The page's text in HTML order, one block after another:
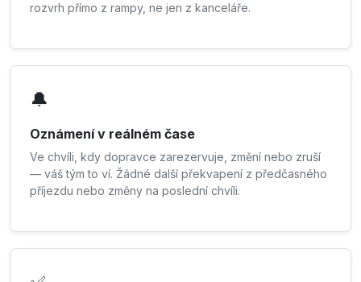
rozvrh přímo z rampy, ne jen z kanceláře.
🔔
Oznámení v reálném čase
Ve chvíli, kdy dopravce zarezervuje, změní nebo zruší
— váš tým to ví. Žádné další překvapení z předčasného
příjezdu nebo změny na poslední chvíli.